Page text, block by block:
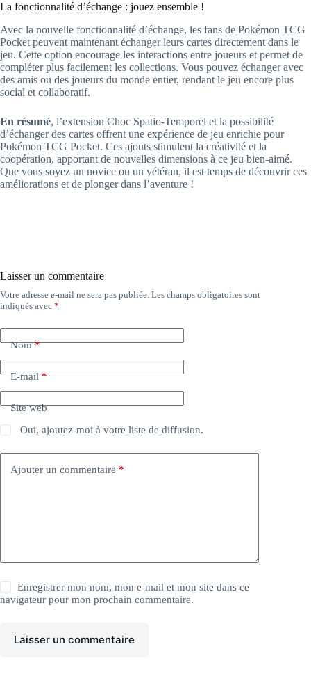
La fonctionnalité d’échange : jouez ensemble !
Avec la nouvelle fonctionnalité d’échange, les fans de Pokémon TCG
Pocket peuvent maintenant échanger leurs cartes directement dans le
jeu. Cette option encourage les interactions entre joueurs et permet de
compléter plus facilement les collections. Vous pouvez échanger avec
des amis ou des joueurs du monde entier, rendant le jeu encore plus
social et collaboratif.
En résumé, l’extension Choc Spatio-Temporel et la possibilité
d’échanger des cartes offrent une expérience de jeu enrichie pour
Pokémon TCG Pocket. Ces ajouts stimulent la créativité et la
coopération, apportant de nouvelles dimensions à ce jeu bien-aimé.
Que vous soyez un novice ou un vétéran, il est temps de découvrir ces
améliorations et de plonger dans l’aventure !
Laisser un commentaire
Votre adresse e-mail ne sera pas publiée. Les champs obligatoires sont
indiqués avec *
Nom*
E-mail*
Site web
Oui, ajoutez-moi à votre liste de diffusion.
Ajouter un commentaire *
Enregistrer mon nom, mon e-mail et mon site dans ce
navigateur pour mon prochain commentaire.
Laisser un commentaire